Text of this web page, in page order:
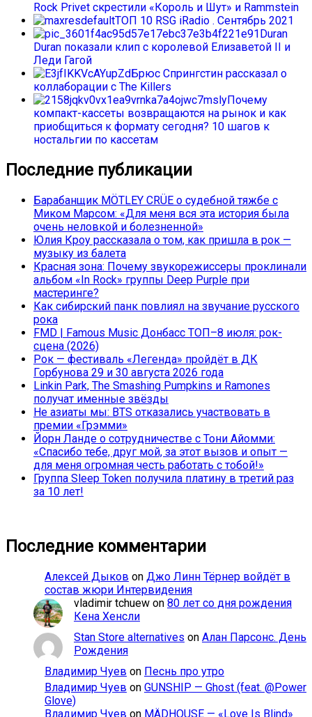
Rock Privet скрестили «Король и Шут» и Rammstein
ТОП 10 RSG iRadio . Сентябрь 2021
Duran
Duran показали клип с королевой Елизаветой II и
Леди Гагой
Брюс Спрингстин рассказал о
коллаборации с The Killers
Почему
компакт-кассеты возвращаются на рынок и как
приобщиться к формату сегодня? 10 шагов к
ностальгии по кассетам
Последние публикации
Барабанщик MÖTLEY CRÜE о судебной тяжбе с
Миком Марсом: «Для меня вся эта история была
очень неловкой и болезненной»
Юлия Кроу рассказала о том, как пришла в рок —
музыку из балета
Красная зона: Почему звукорежиссеры проклинали
альбом «In Rock» группы Deep Purple при
мастеринге?
Как сибирский панк повлиял на звучание русского
рока
FMD | Famous Music Донбасс ТОП–8 июля: рок-
сцена (2026)
Рок — фестиваль «Легенда» пройдёт в ДК
Горбунова 29 и 30 августа 2026 года
Linkin Park, The Smashing Pumpkins и Ramones
получат именные звёзды
Не азиаты мы: BTS отказались участвовать в
премии «Грэмми»
Йорн Ланде о сотрудничестве с Тони Айомми:
«Спасибо тебе, друг мой, за этот вызов и опыт —
для меня огромная честь работать с тобой!»
Группа Sleep Token получила платину в третий раз
за 10 лет!
Последние комментарии
Алексей Дыков on Джо Линн Тёрнер войдёт в
состав жюри Интервидения
vladimir tchuew on 80 лет со дня рождения
Кена Хенсли
Stan Store alternatives on Алан Парсонс. День
Рождения
Владимир Чуев on Песнь про утро
Владимир Чуев on GUNSHIP — Ghost (feat. @Power
Glove)
Владимир Чуев on MÄDHOUSE — «Love Is Blind»